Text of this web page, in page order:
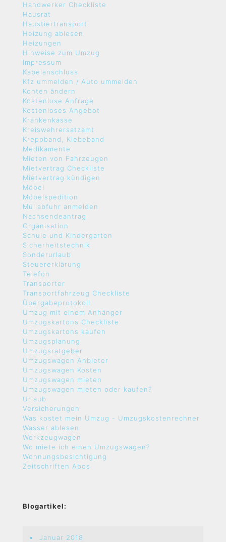
Handwerker Checkliste
Hausrat
Haustiertransport
Heizung ablesen
Heizungen
Hinweise zum Umzug
Impressum
Kabelanschluss
Kfz ummelden / Auto ummelden
Konten ändern
Kostenlose Anfrage
Kostenloses Angebot
Krankenkasse
Kreiswehrersatzamt
Kreppband, Klebeband
Medikamente
Mieten von Fahrzeugen
Mietvertrag Checkliste
Mietvertrag kündigen
Möbel
Möbelspedition
Müllabfuhr anmelden
Nachsendeantrag
Organisation
Schule und Kindergarten
Sicherheitstechnik
Sonderurlaub
Steuererklärung
Telefon
Transporter
Transportfahrzeug Checkliste
Übergabeprotokoll
Umzug mit einem Anhänger
Umzugskartons Checkliste
Umzugskartons kaufen
Umzugsplanung
Umzugsratgeber
Umzugswagen Anbieter
Umzugswagen Kosten
Umzugswagen mieten
Umzugswagen mieten oder kaufen?
Urlaub
Versicherungen
Was kostet mein Umzug - Umzugskostenrechner
Wasser ablesen
Werkzeugwagen
Wo miete ich einen Umzugswagen?
Wohnungsbesichtigung
Zeitschriften Abos
Blogartikel:
Januar 2018